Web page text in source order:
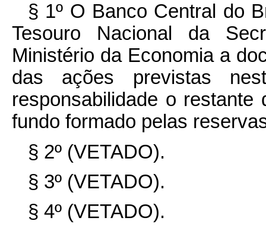
§ 1º O Banco Central do
Tesouro Nacional da
Ministério da Economia a
das ações previstas
responsabilidade o
fundo formado pelas
§ 2º (VETADO).
§ 3º (VETADO).
§ 4º (VETADO).